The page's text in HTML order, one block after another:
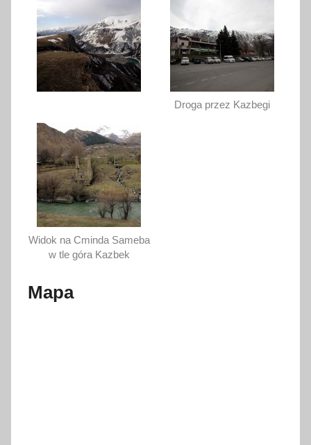
Droga przez Kazbegi
Widok na Cminda Sameba
w tle góra Kazbek
Mapa